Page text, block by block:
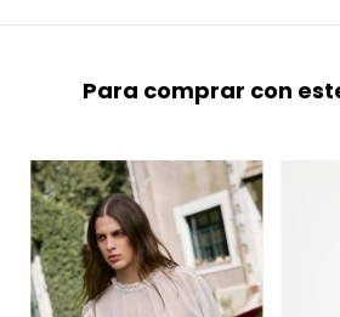
Para comprar con